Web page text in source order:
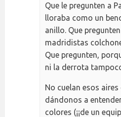
Que le pregunten a
lloraba como un
anillo. Que
madridistas
Que pregunten,
ni la derrota
No cuelan esos
dándonos a
colores (¡¡de un